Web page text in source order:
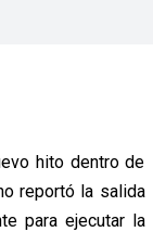
hito dentro de
reportó la salida
para ejecutar la